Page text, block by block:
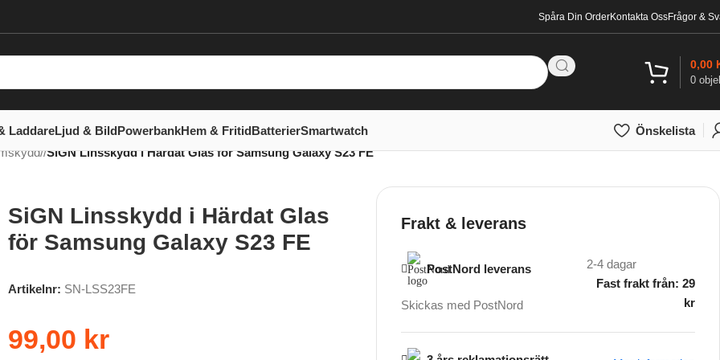
Spåra Din OrderKontakta OssFrågor &
0
0,00
LaddareLjud & BildPowerbankHem & FritidBatterierSmartwatch
Önskelista
/ SiGN Linsskydd i Härdat Glas för Samsung Galaxy S23 FE
SiGN Linsskydd i Härdat Glas
för Samsung Galaxy S23 FE
Artikelnr: SN-LSS23FE
99,00 kr
Frakt & leverans
PostNord leverans
Skickas med PostNord
2-4 dagar
Fast frakt från: 29
kr